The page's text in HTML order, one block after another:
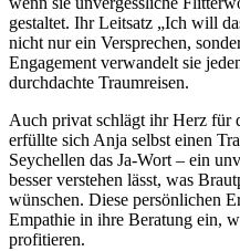
gestaltet. Ihr Leitsatz „Ich will
nicht nur ein Versprechen,
Engagement verwandelt sie
durchdachte Traumreisen.
Auch privat schlägt ihr Herz für
erfüllte sich Anja selbst einen
Seychellen das Ja-Wort – ein
besser verstehen lässt, was
wünschen. Diese persönlichen
Empathie in ihre Beratung ein,
profitieren.